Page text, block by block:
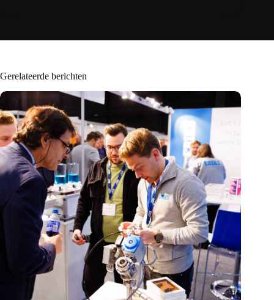
Gerelateerde berichten